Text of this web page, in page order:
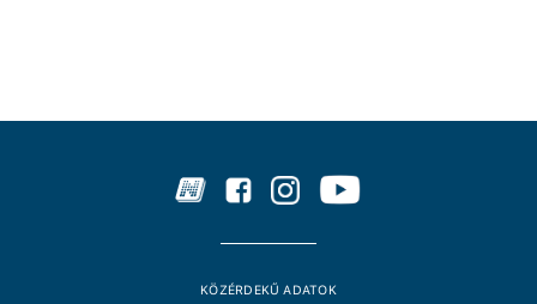
KÖZÉRDEKŰ ADATOK